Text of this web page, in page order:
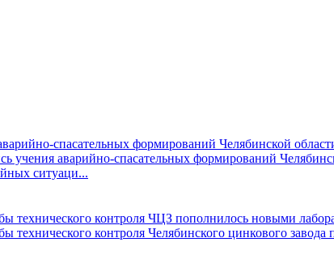
спасательных формирований Челябинской
учения аварийно-спасательных формирований
ситуаци...
технического контроля ЧЦЗ пополнилось новыми
технического контроля Челябинского цинкового